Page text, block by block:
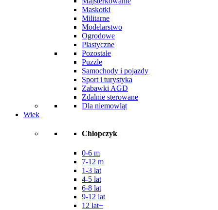
Maskotki
Militarne
Modelarstwo
Ogrodowe
Plastyczne
Pozostałe
Puzzle
Samochody i pojazdy
Sport i turystyka
Zabawki AGD
Zdalnie sterowane
Dla niemowląt
Wiek
Chłopczyk
0-6 m
7-12 m
1-3 lat
4-5 lat
6-8 lat
9-12 lat
12 lat+